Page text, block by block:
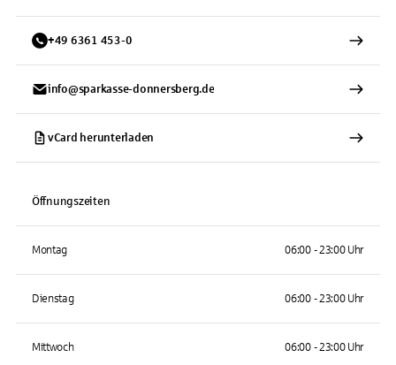
+49 6361 453-0
info@sparkasse-donnersberg.de
vCard herunterladen
Öffnungszeiten
Montag 06:00 - 23:00 Uhr
Dienstag 06:00 - 23:00 Uhr
Mittwoch 06:00 - 23:00 Uhr